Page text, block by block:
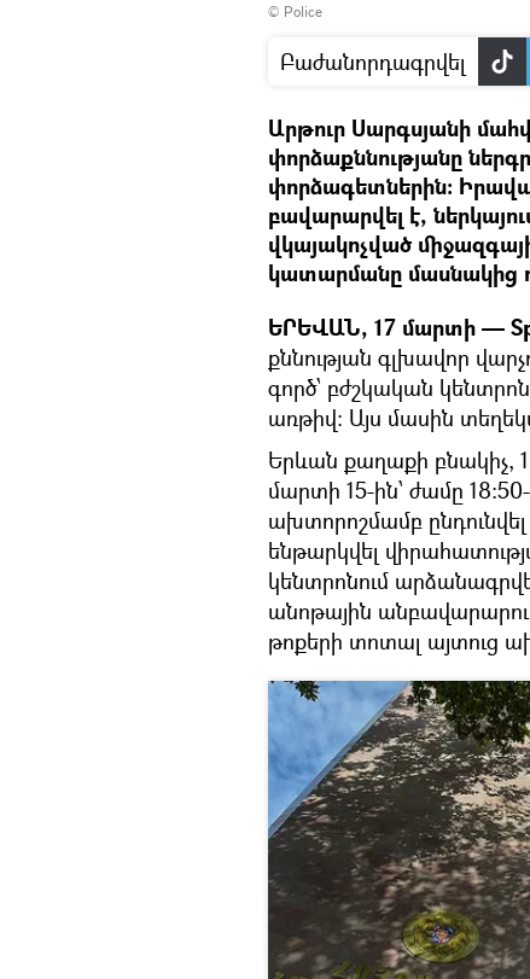
© Police
Բաժանորդագրվել
Արթուր Սարգսյանի
փորձաքննությանը
փորձագետներին։
բավարարվել է,
վկայակոչված
կատարմանը մասնակից
ԵՐԵՎԱՆ, 17 մարտի —
քննության գլխավոր
գործ՝ բժշկական
առթիվ։ Այս մասին
Երևան քաղաքի բնակիչ,
մարտի 15-ին՝ ժամը
ախտորոշմամբ
ենթարկվել
կենտրոնում
անոթային
թոքերի տոտալ այտուց